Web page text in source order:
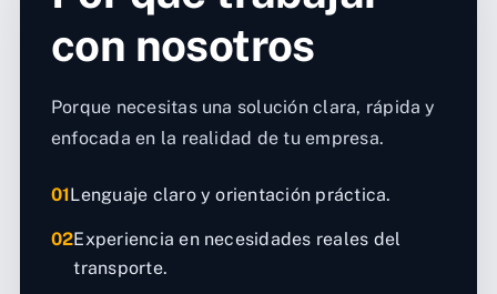
con nosotros
Porque necesitas una solución clara, rápida y
enfocada en la realidad de tu empresa.
01Lenguaje claro y orientación práctica.
02Experiencia en necesidades reales del
transporte.